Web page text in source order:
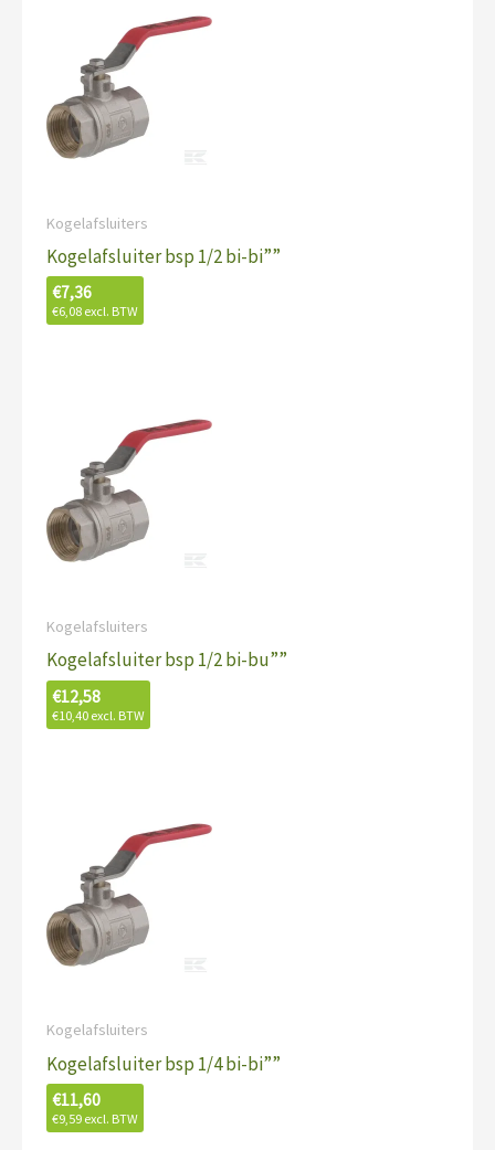
Kogelafsluiters
Kogelafsluiter bsp 1/2 bi-bi””
€7,36
€6,08 excl. BTW
Kogelafsluiters
Kogelafsluiter bsp 1/2 bi-bu””
€12,58
€10,40 excl. BTW
Kogelafsluiters
Kogelafsluiter bsp 1/4 bi-bi””
€11,60
€9,59 excl. BTW